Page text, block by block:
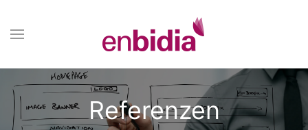
Referenzen